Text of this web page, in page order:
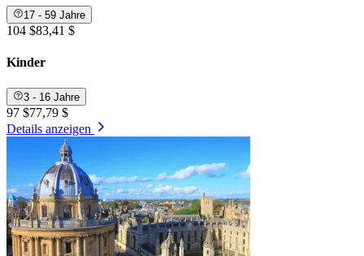
17 - 59 Jahre
104 $83,41 $
Kinder
3 - 16 Jahre
97 $77,79 $
Details anzeigen